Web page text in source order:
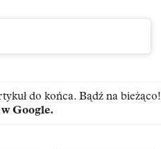
do końca. Bądź na bieżąco!
Google.